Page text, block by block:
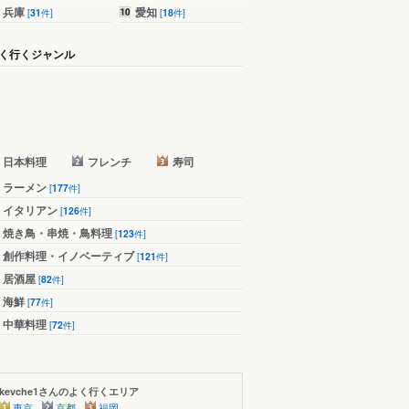
兵庫 [31件] 愛知 [18件]
行くジャンル
日本料理 フレンチ
寿司
ラーメン [177件]
イタリアン [126件]
焼き鳥・串焼・鳥料理 [123件]
創作料理・イノベーティブ[121件]
居酒屋 [82件]
海鮮 [77件]
中華料理 [72件]
kevche1さんのよく行くエリア